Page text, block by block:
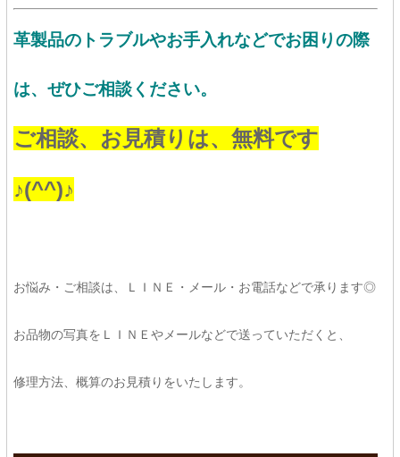
革製品のトラブルやお手入れなどでお困りの際
は、ぜひご相談ください。
ご相談、お見積りは、無料です
♪(^^)♪
お悩み・ご相談は、ＬＩＮＥ・メール・お電話などで承ります◎
お品物の写真をＬＩＮＥやメールなどで送っていただくと、
修理方法、概算のお見積りをいたします。